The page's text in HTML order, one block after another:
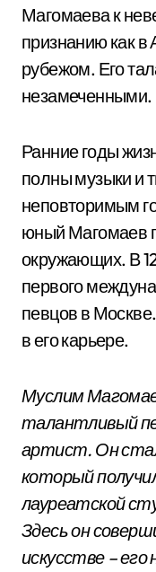
Магомаева к
признанию как в
рубежом. Его
незамеченными.
Ранние годы
полны музыки и
неповторимым
юный Магомаев
окружающих. В
первого
певцов в
в его карьере.
Муслим
талантливый
артист. Он
который
лауреатской
Здесь он
искусстве –